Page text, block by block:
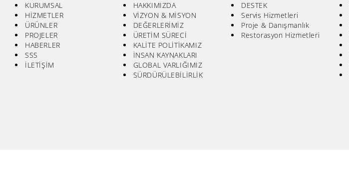
KURUMSAL
HİZMETLER
ÜRÜNLER
PROJELER
HABERLER
SSS
İLETİŞİM
HAKKIMIZDA
VİZYON & MİSYON
DEĞERLERİMİZ
ÜRETİM SÜRECİ
KALİTE POLİTİKAMIZ
İNSAN KAYNAKLARI
GLOBAL VARLIĞIMIZ
SÜRDÜRÜLEBİLİRLİK
DESTEK
Servis Hizmetleri
Proje & Danışmanlık
Restorasyon Hizmetleri